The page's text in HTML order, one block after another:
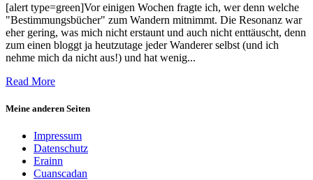
[alert type=green]Vor einigen Wochen fragte ich, wer denn welche
"Bestimmungsbücher" zum Wandern mitnimmt. Die Resonanz war
eher gering, was mich nicht erstaunt und auch nicht enttäuscht, denn
zum einen bloggt ja heutzutage jeder Wanderer selbst (und ich
nehme mich da nicht aus!) und hat wenig...
Read More
Meine anderen Seiten
Impressum
Datenschutz
Erainn
Cuanscadan